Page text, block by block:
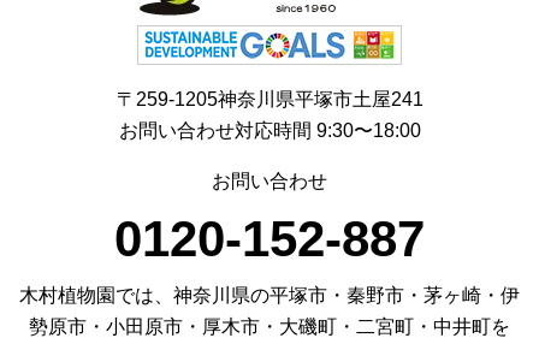
〒259-1205神奈川県平塚市土屋241
お問い合わせ対応時間 9:30〜18:00
お問い合わせ
0120-152-887
木村植物園では、神奈川県の平塚市・秦野市・茅ヶ崎・伊
勢原市・小田原市・厚木市・大磯町・二宮町・中井町を